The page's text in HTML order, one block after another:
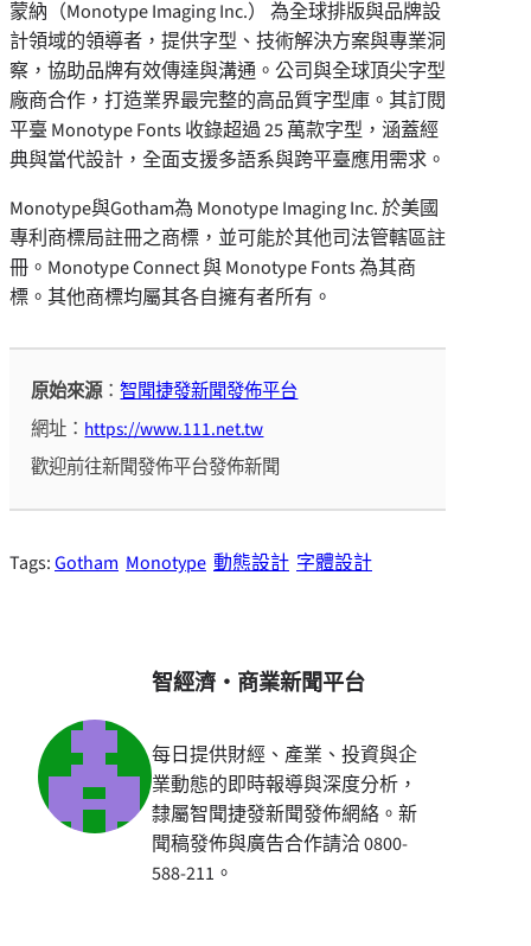
蒙納（Monotype Imaging Inc.） 為全球排版與品牌設
計領域的領導者，提供字型、技術解決方案與專業洞
察，協助品牌有效傳達與溝通。公司與全球頂尖字型
廠商合作，打造業界最完整的高品質字型庫。其訂閱
平臺 Monotype Fonts 收錄超過 25 萬款字型，涵蓋經
典與當代設計，全面支援多語系與跨平臺應用需求。
Monotype與Gotham為 Monotype Imaging Inc. 於美國
專利商標局註冊之商標，並可能於其他司法管轄區註
冊。Monotype Connect 與 Monotype Fonts 為其商
標。其他商標均屬其各自擁有者所有。
原始來源：智聞捷發新聞發佈平台
網址： https://www.111.net.tw
歡迎前往新聞發佈平台發佈新聞
Tags:Gotham Monotype 動態設計 字體設計
智經濟・商業新聞平台
每日提供財經、產業、投資與企
業動態的即時報導與深度分析，
隸屬智聞捷發新聞發佈網絡。新
聞稿發佈與廣告合作請洽 0800-
588-211。